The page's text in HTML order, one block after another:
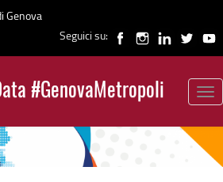
Genova
Seguici su:
#GenovaMetropoli